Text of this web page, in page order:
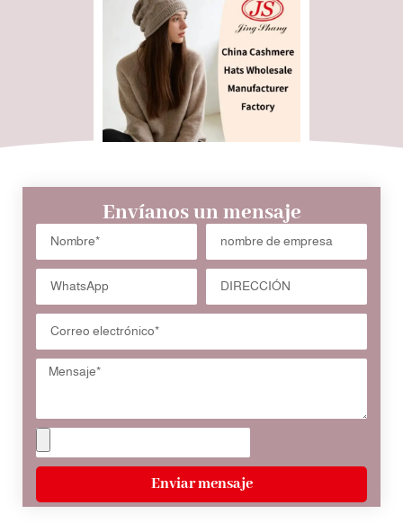
Envíanos un mensaje
Enviar mensaje